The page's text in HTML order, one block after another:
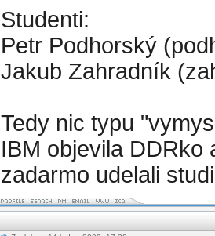
Studenti:
Petr Podhorský
Jakub Zahradník
Tedy nic typu
IBM objevila DDRko
zadarmo udelali